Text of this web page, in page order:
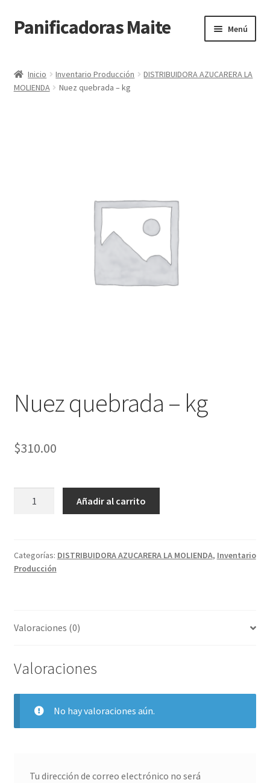
Ir
a
navegación
Ir
al
Panificadoras Maite Menú
Carrito
Inicio Inventario Producción
DISTRIBUIDORA AZUCARERA LA
MOLIENDA
Nuez quebrada – kg
Nuez quebrada – kg
$310.00
cantidad
Añadir al carrito
Categorías: DISTRIBUIDORA AZUCARERA LA MOLIENDA, Inventario
Producción
Valoraciones (0)
Valoraciones
No hay valoraciones aún.
Tu dirección de correo electrónico no será